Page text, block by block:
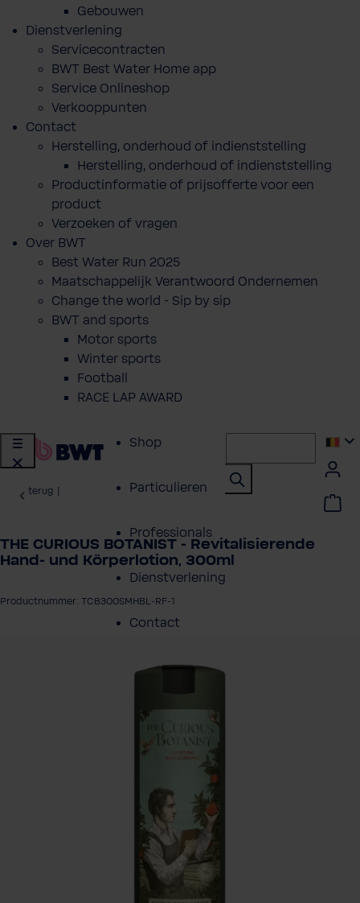
Gebouwen
Dienstverlening
Servicecontracten
BWT Best Water Home app
Service Onlineshop
Verkooppunten
Contact
Herstelling, onderhoud of indienststelling
Herstelling, onderhoud of indienststelling
Productinformatie of prijsofferte voor een
product
Verzoeken of vragen
Over BWT
Best Water Run 2025
Maatschappelijk Verantwoord Ondernemen
Change the world - Sip by sip
BWT and sports
Motor sports
Winter sports
Football
RACE LAP AWARD
Shop
Particulieren
Professionals
Dienstverlening
Contact
Over BWT
terug
THE CURIOUS BOTANIST - Revitalisierende
Hand- und Körperlotion, 300ml
Productnummer: TCB300SMHBL-RF-1